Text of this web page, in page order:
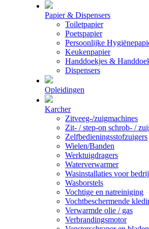
Papier & Dispensers
Toiletpapier
Poetspapier
Persoonlijke
Keukenpapier
Handdoekjes &
Dispensers
Opleidingen
Karcher
Zitveeg-/zuigmachines
Zit- / step-on schrob- /
Zelfbedieningsstofzuigers
Wielen/Banden
Werktuigdragers
Waterverwarmer
Wasinstallaties voor
Wasborstels
Vochtige en natreiniging
Vochtbeschermende
Verwarmde olie / gas
Verbrandingsmotor